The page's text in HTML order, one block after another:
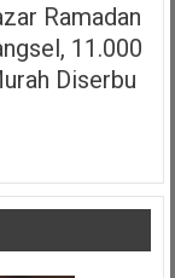
Ramadan
11.000
Diserbu